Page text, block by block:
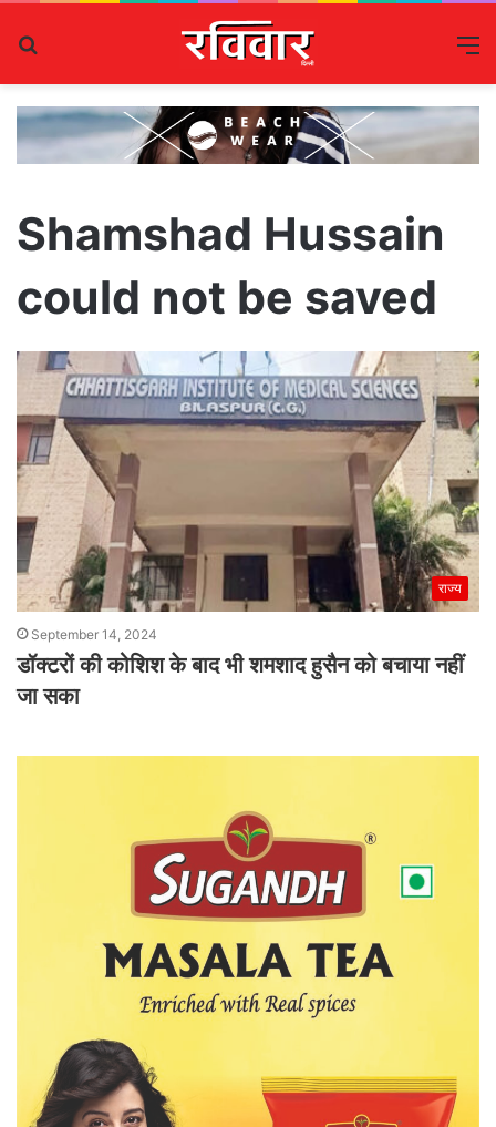
Shamshad Hussain
could not be saved
राज्य
September 14, 2024
डॉक्टरों की कोशिश के बाद भी शमशाद हुसैन को बचाया नहीं
जा सका